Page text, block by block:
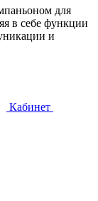
для
в себе функции
и
Кабинет